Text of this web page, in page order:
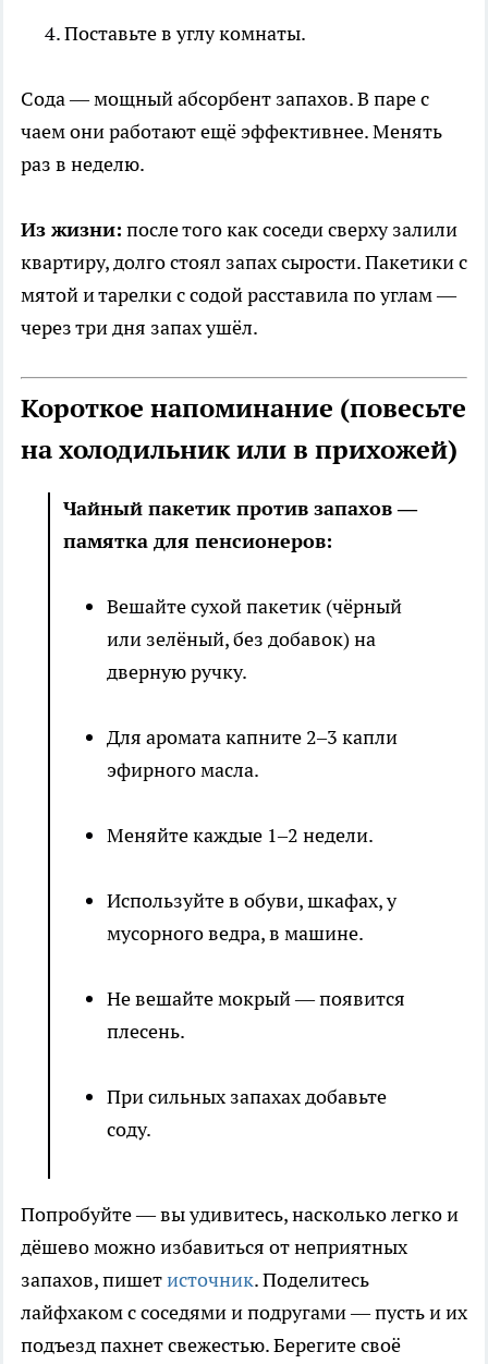
Поставьте в углу комнаты.
Сода — мощный абсорбент запахов. В паре с
чаем они работают ещё эффективнее. Менять
раз в неделю.
Из жизни: после того как соседи сверху залили
квартиру, долго стоял запах сырости. Пакетики с
мятой и тарелки с содой расставила по углам —
через три дня запах ушёл.
Короткое напоминание (повесьте
на холодильник или в прихожей)
Чайный пакетик против запахов —
памятка для пенсионеров:
Вешайте сухой пакетик (чёрный
или зелёный, без добавок) на
дверную ручку.
Для аромата капните 2–3 капли
эфирного масла.
Меняйте каждые 1–2 недели.
Используйте в обуви, шкафах, у
мусорного ведра, в машине.
Не вешайте мокрый — появится
плесень.
При сильных запахах добавьте
соду.
Попробуйте — вы удивитесь, насколько легко и
дёшево можно избавиться от неприятных
запахов, пишетисточник. Поделитесь
лайфхаком с соседями и подругами — пусть и их
подъезд пахнет свежестью. Берегите своё